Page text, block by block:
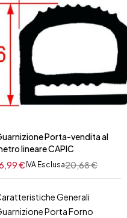
Porta-vendita al
lineare CAPIC
20,68€
€ IVA Esclusa
Generali
Porta Forno